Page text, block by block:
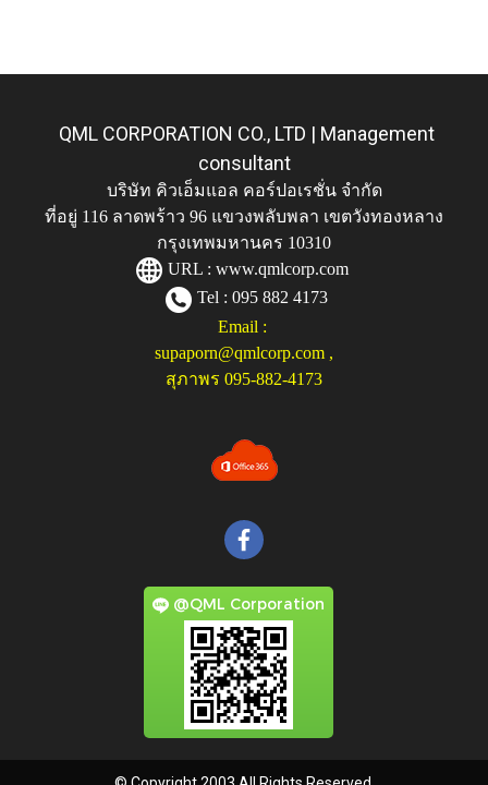
QML CORPORATION CO., LTD | Management
consultant
บริษัท คิวเอ็มแอล คอร์ปอเรชั่น จำกัด
ที่อยู่ 116 ลาดพร้าว 96 แขวงพลับพลา เขตวังทองหลาง
กรุงเทพมหานคร 10310
URL : www.qmlcorp.com
Tel : 095 882 4173
Email :
supaporn@qmlcorp.com ,
สุภาพร 095-882-4173
@QML Corporation